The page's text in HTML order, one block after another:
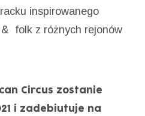
inspirowanego
folk z różnych rejonów
Circus zostanie
i zadebiutuje na